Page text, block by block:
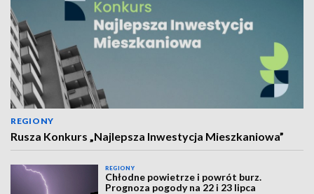
REGIONY
Rusza Konkurs „Najlepsza Inwestycja Mieszkaniowa”
REGIONY
Chłodne powietrze i powrót burz.
Prognoza pogody na 22 i 23 lipca